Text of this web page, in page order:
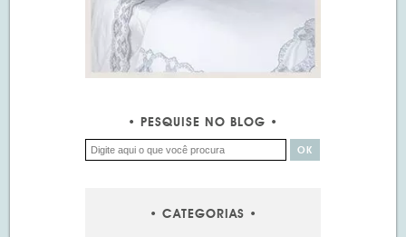
PESQUISE NO BLOG
CATEGORIAS